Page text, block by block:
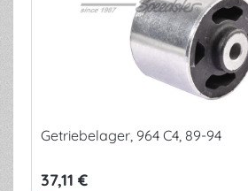
Getriebelager, 964 C4, 89-94
37,11 €